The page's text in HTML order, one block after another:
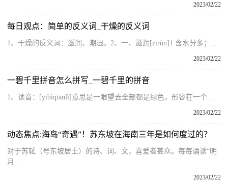
2023/02/22
每日观点：简单的反义词_干燥的反义词
1、干燥的反义词：滋润、潮湿。2、一、滋润[zīrùn]1 含水分多；...
2023/02/22
一碧千里拼音怎么拼写_一碧千里的拼音
1、读音：[yībìqiānlǐ]意思是一眼望去全部都是绿色，形容在一个...
2023/02/22
动态焦点:海岛“奇遇”！苏东坡在海南三年是如何度过的？
对于苏轼（号东坡居士）的诗、词、文，喜爱者甚众。每每诵读“明
月...
2023/02/22